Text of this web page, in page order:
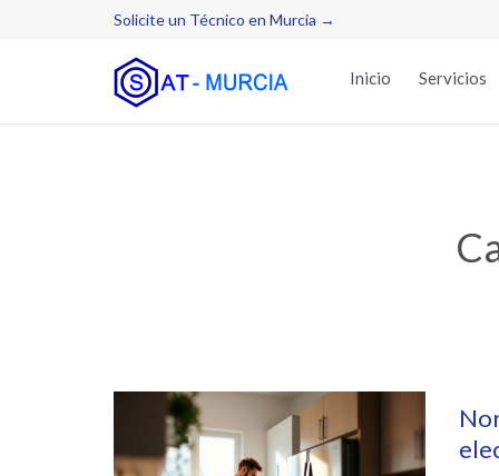
Solicite un Técnico en Murcia →
Inicio Servicios